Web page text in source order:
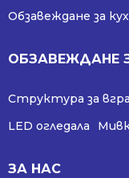
Обзавеждане за
ОБЗАВЕЖДАНЕ
Структура за
LED огледала
ЗА НАС